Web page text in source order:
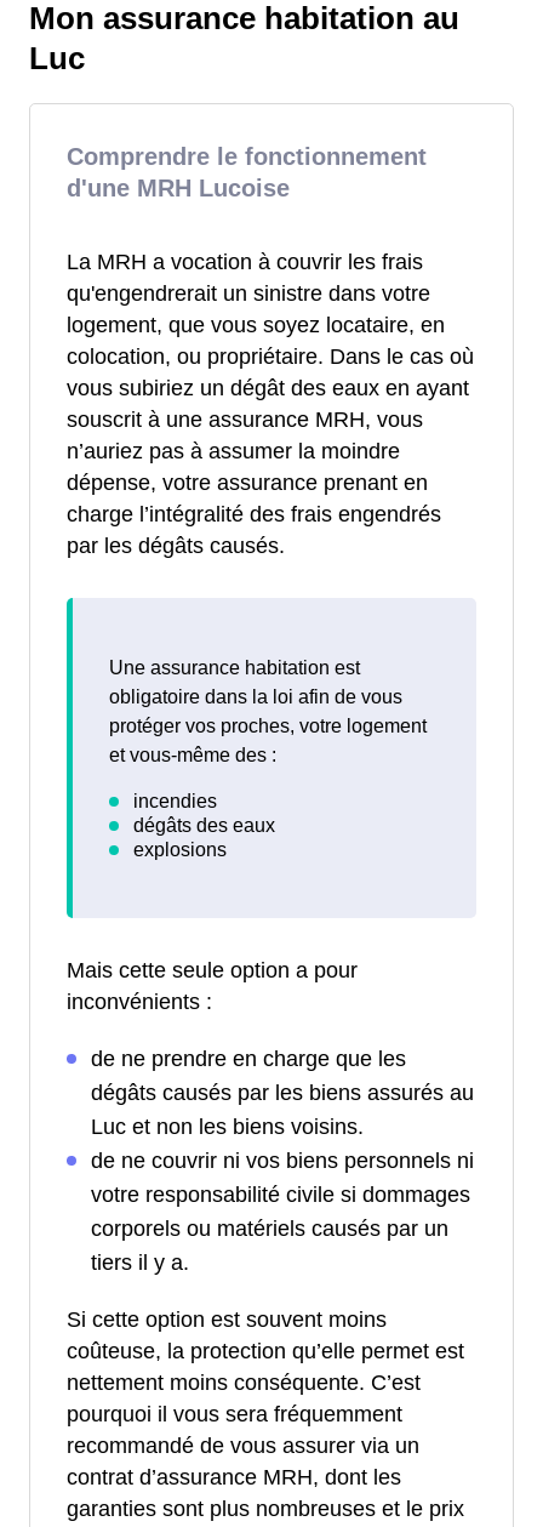
Mon assurance habitation au
Luc
Comprendre le fonctionnement
d'une MRH Lucoise
La MRH a vocation à couvrir les frais
qu'engendrerait un sinistre dans votre
logement, que vous soyez locataire, en
colocation, ou propriétaire. Dans le cas où
vous subiriez un dégât des eaux en ayant
souscrit à une assurance MRH, vous
n’auriez pas à assumer la moindre
dépense, votre assurance prenant en
charge l’intégralité des frais engendrés
par les dégâts causés.
Une assurance habitation est
obligatoire dans la loi afin de vous
protéger vos proches, votre logement
et vous-même des :
Mais cette seule option a pour
inconvénients :
de ne prendre en charge que les
dégâts causés par les biens assurés au
Luc et non les biens voisins.
de ne couvrir ni vos biens personnels ni
votre responsabilité civile si dommages
corporels ou matériels causés par un
tiers il y a.
Si cette option est souvent moins
coûteuse, la protection qu’elle permet est
nettement moins conséquente. C’est
pourquoi il vous sera fréquemment
recommandé de vous assurer via un
contrat d’assurance MRH, dont les
garanties sont plus nombreuses et le prix